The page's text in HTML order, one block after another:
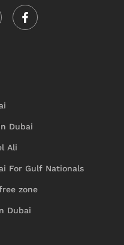
Facebook-
f
Dubai
Ali
For Gulf Nationals
zone
Dubai